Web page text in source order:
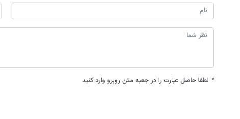
* لطفا حاصل عبارت را در جعبه متن روبرو وارد کنید